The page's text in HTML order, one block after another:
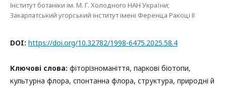
Інститут ботаніки ім. М. Г. Холодного НАН України;
Закарпатський угорський інститут імені Ференца Ракоці ІІ
DOI: https://doi.org/10.32782/1998-6475.2025.58.4
Ключові слова: фіторізноманіття, паркові біотопи,
культурна флора, спонтанна флора, структура, природні й